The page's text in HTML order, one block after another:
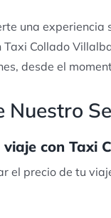
una
Collado
desde el
Nuestro
con Taxi
el precio de tu